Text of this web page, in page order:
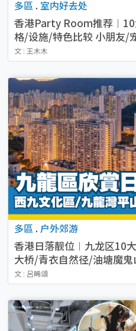
多區 . 室内好去处
香港Party Room推荐
格/设施/特色比较 小朋友/
文 : 王木木
多區 . 户外郊游
香港日落靓位︱九龙区10
大桥/青衣自然径/油塘魔鬼
文 : 呂晞頌